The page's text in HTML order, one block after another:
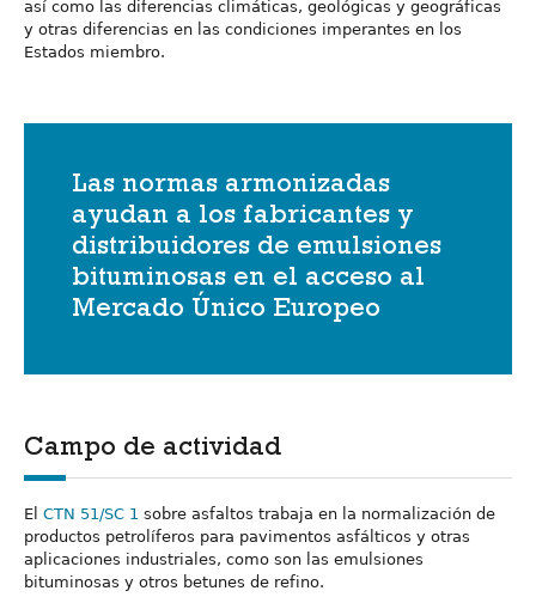
así como las diferencias climáticas, geológicas y geográficas
y otras diferencias en las condiciones imperantes en los
Estados miembro.
Las normas armonizadas
ayudan a los fabricantes y
distribuidores de emulsiones
bituminosas en el acceso al
Mercado Único Europeo
Campo de actividad
El CTN 51/SC 1 sobre asfaltos trabaja en la normalización de
productos petrolíferos para pavimentos asfálticos y otras
aplicaciones industriales, como son las emulsiones
bituminosas y otros betunes de refino.